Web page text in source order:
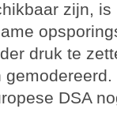
zijn,
druk te
DSA